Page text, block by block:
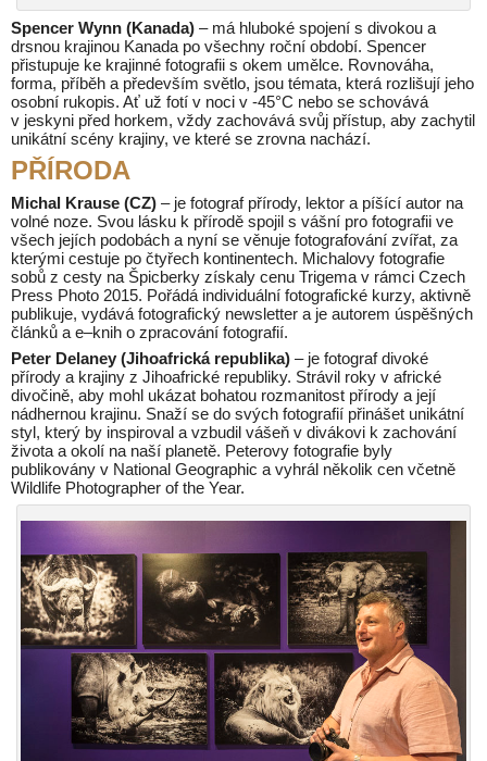
Spencer Wynn (Kanada) – má hluboké spojení s divokou a
drsnou krajinou Kanada po všechny roční období. Spencer
přistupuje ke krajinné fotografii s okem umělce. Rovnováha,
forma, příběh a především světlo, jsou témata, která rozlišují jeho
osobní rukopis. Ať už fotí v noci v -45°C nebo se schovává
v jeskyni před horkem, vždy zachovává svůj přístup, aby zachytil
unikátní scény krajiny, ve které se zrovna nachází.
PŘÍRODA
Michal Krause (CZ) – je fotograf přírody, lektor a píšící autor na
volné noze. Svou lásku k přírodě spojil s vášní pro fotografii ve
všech jejích podobách a nyní se věnuje fotografování zvířat, za
kterými cestuje po čtyřech kontinentech. Michalovy fotografie
sobů z cesty na Špicberky získaly cenu Trigema v rámci Czech
Press Photo 2015. Pořádá individuální fotografické kurzy, aktivně
publikuje, vydává fotografický newsletter a je autorem úspěšných
článků a e–knih o zpracování fotografií.
Peter Delaney (Jihoafrická republika) – je fotograf divoké
přírody a krajiny z Jihoafrické republiky. Strávil roky v africké
divočině, aby mohl ukázat bohatou rozmanitost přírody a její
nádhernou krajinu. Snaží se do svých fotografií přinášet unikátní
styl, který by inspiroval a vzbudil vášeň v divákovi k zachování
života a okolí na naší planetě. Peterovy fotografie byly
publikovány v National Geographic a vyhrál několik cen včetně
Wildlife Photographer of the Year.